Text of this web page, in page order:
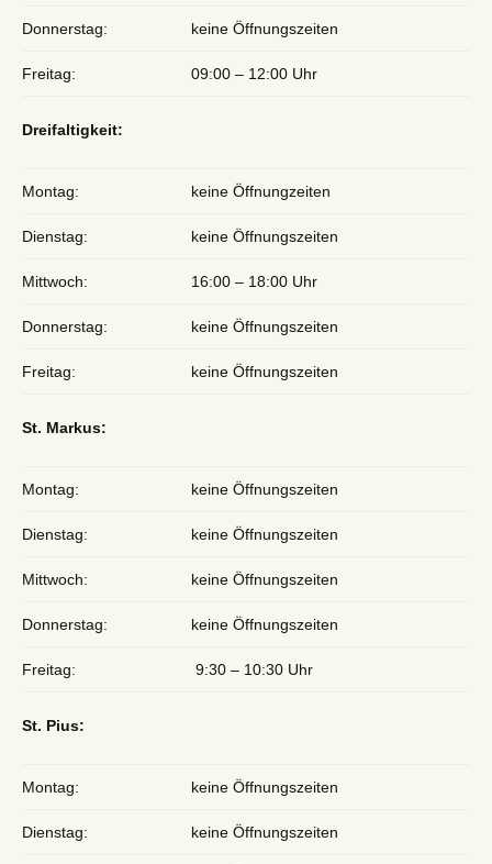
Donnerstag: keine Öffnungszeiten
Freitag: 09:00 – 12:00 Uhr
Dreifaltigkeit:
Montag: keine Öffnungzeiten
Dienstag: keine Öffnungszeiten
Mittwoch: 16:00 – 18:00 Uhr
Donnerstag: keine Öffnungszeiten
Freitag: keine Öffnungszeiten
St. Markus:
Montag: keine Öffnungszeiten
Dienstag: keine Öffnungszeiten
Mittwoch: keine Öffnungszeiten
Donnerstag: keine Öffnungszeiten
Freitag: 9:30 – 10:30 Uhr
St. Pius:
Montag: keine Öffnungszeiten
Dienstag: keine Öffnungszeiten